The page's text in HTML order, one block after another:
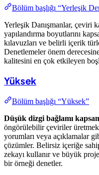
Bölüm başlığı “Yerleşik
Yerleşik Danışmanlar, çeviri
yapılandırma boyutlarını
kılavuzları ve belirli içerik
Denetlemeler önem
kalitesini en çok etkileyen
Yüksek
Bölüm başlığı “Yüksek”
Düşük dizgi bağlamı
öngörülebilir çeviriler
yorumları veya açıklamalar
çözümler. Belirsiz içeriğe
zekayı kullanır ve büyük
bir örneği denetler.